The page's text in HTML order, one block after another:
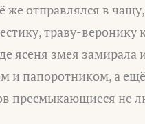
отправлялся в
траву-веронику
ясеня змея замирала
и папоротником, а ещё
пресмыкающиеся не